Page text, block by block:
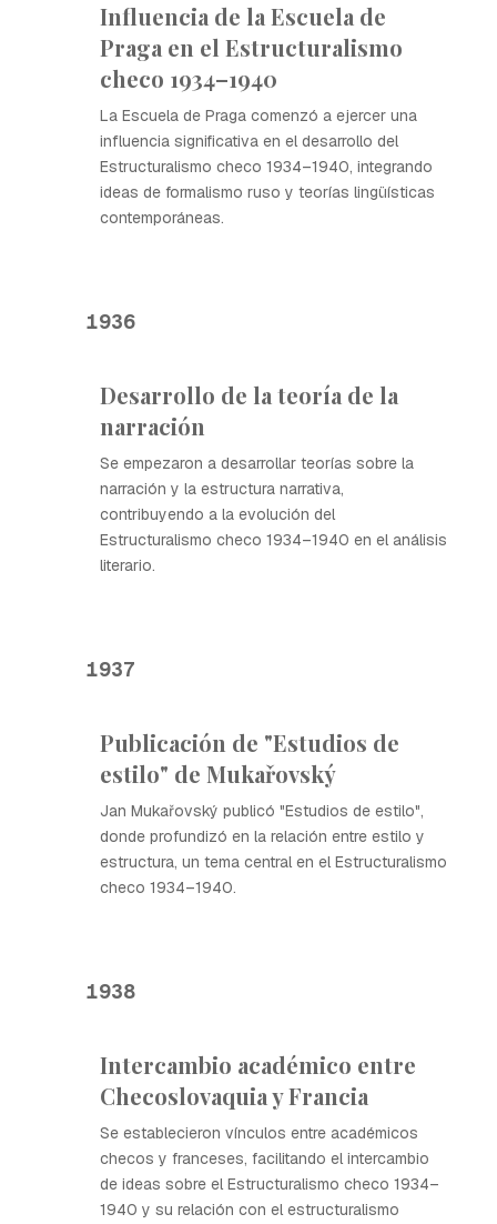
Influencia de la Escuela de
Praga en el Estructuralismo
checo 1934–1940
La Escuela de Praga comenzó a ejercer una
influencia significativa en el desarrollo del
Estructuralismo checo 1934–1940, integrando
ideas de formalismo ruso y teorías lingüísticas
contemporáneas.
1936
Desarrollo de la teoría de la
narración
Se empezaron a desarrollar teorías sobre la
narración y la estructura narrativa,
contribuyendo a la evolución del
Estructuralismo checo 1934–1940 en el análisis
literario.
1937
Publicación de "Estudios de
estilo" de Mukařovský
Jan Mukařovský publicó "Estudios de estilo",
donde profundizó en la relación entre estilo y
estructura, un tema central en el Estructuralismo
checo 1934–1940.
1938
Intercambio académico entre
Checoslovaquia y Francia
Se establecieron vínculos entre académicos
checos y franceses, facilitando el intercambio
de ideas sobre el Estructuralismo checo 1934–
1940 y su relación con el estructuralismo